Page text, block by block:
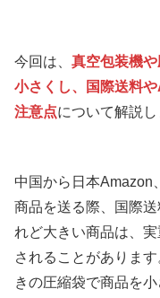
今回は、 真空包装機
小さくし、国際送料
注意点について解説し
中国から日本Amazon
商品を送る際、国際
れど大きい商品は、
されることがありま
きの圧縮袋で商品を